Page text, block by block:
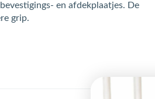
en afdekplaatjes. De
grip.